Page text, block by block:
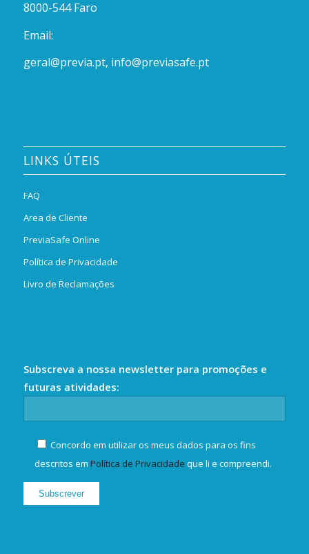
8000-544 Faro
Email:
geral@previa.pt, info@previasafe.pt
LINKS ÚTEIS
FAQ
Area de Cliente
PreviaSafe Online
Política de Privacidade
Livro de Reclamações
Subscreva a nossa newsletter para promoções e
futuras atividades:
Concordo em utilizar os meus dados para os fins
descritos em Política de Privacidade que li e compreendi.